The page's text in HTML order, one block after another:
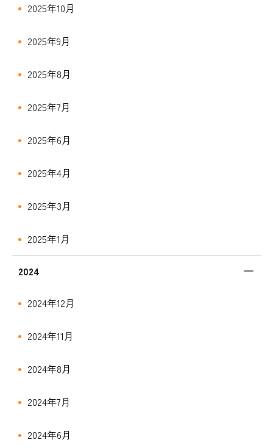
2025年10月
2025年9月
2025年8月
2025年7月
2025年6月
2025年4月
2025年3月
2025年1月
2024
2024年12月
2024年11月
2024年8月
2024年7月
2024年6月